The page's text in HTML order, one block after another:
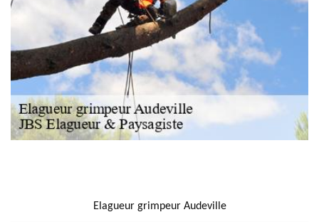
Elagueur grimpeur Audeville